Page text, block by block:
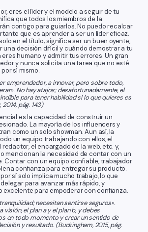
eres el líder y el modelo a seguir de tu
que todos los miembros de la
contigo para guiarlos. No puedo recalcar
que es aprender a ser un líder eficaz.
en el título; significa ser un buen oyente,
una decisión difícil y cuándo demostrar a tu
humano y admitir tus errores. Un gran
y nunca solicita una tarea que no esté
sí mismo.
emprendedor, a innovar, pero sobre todo,
No hay atajos; desafortunadamente, el
para tener habilidad si lo que quieres es
pág. 143)
es la capacidad de construir un
La mayoría de los influencers y
como un solo showman. Aun así, la
un equipo trabajando con ellos, el
el encargado de la web, etc. y,
mencionan la necesidad de contar con un
Contar con un equipo confiable, trabajador
confianza para entregar su producto.
sí solo implica mucho trabajo, lo que
para avanzar más rápido, y
excelente para empoderar con confianza.
necesitan sentirse seguros».
visión, el plan a y el plan b, y debes
en todo momento y crear un sentido de
y resultado. (Buckingham, 2015, pág.